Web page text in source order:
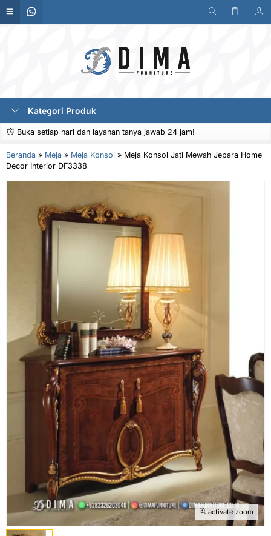
Kategori Produk
Buka setiap hari dan layanan tanya jawab 24 jam!
Beranda » Meja » Meja Konsol » Meja Konsol Jati Mewah Jepara Home
Decor Interior DF3338
activate zoom